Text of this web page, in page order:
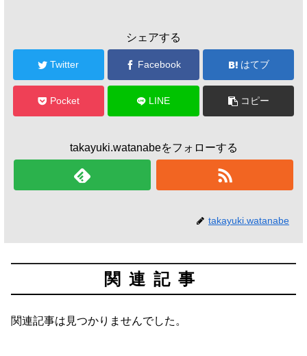
シェアする
Twitter Facebook はてブ
Pocket LINE コピー
takayuki.watanabeをフォローする
takayuki.watanabe
関連記事
関連記事は見つかりませんでした。